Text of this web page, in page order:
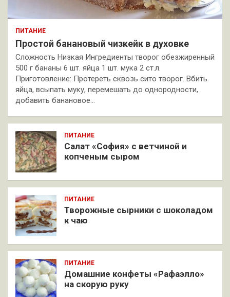
ПИТАНИЕ
Простой банановый чизкейк в духовке
Сложность Низкая Ингредиенты творог обезжиренный
500 г бананы 6 шт. яйца 1 шт. мука 2 ст.л.
Приготовление: Протереть сквозь сито творог. Вбить
яйца, всыпать муку, перемешать до однородности,
добавить банановое…
ПИТАНИЕ
Салат «София» с ветчиной и
копченым сыром
ПИТАНИЕ
Творожные сырники с шоколадом
к чаю
ПИТАНИЕ
Домашние конфеты «Рафаэлло»
на скорую руку